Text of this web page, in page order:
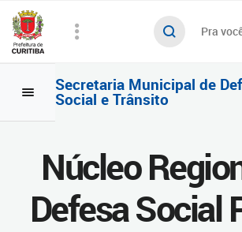
Pra
Secretaria Municipal de
Social e Trânsito
Núcleo
Defesa Social